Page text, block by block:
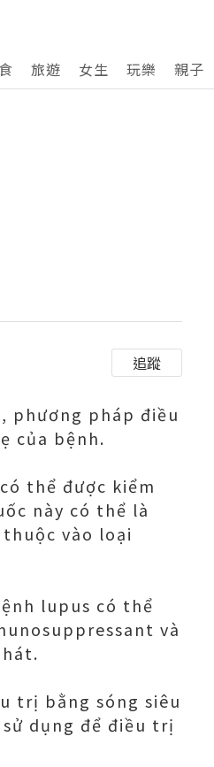
旅遊 女生 玩樂 親子
追蹤
phương pháp điều
của bệnh.
thể được kiểm
này có thể là
vào loại
lupus có thể
và
trị bằng sóng siêu
dụng để điều trị